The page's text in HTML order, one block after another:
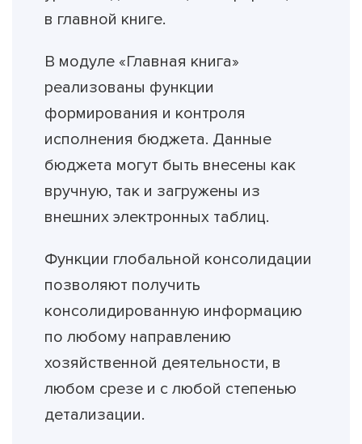
в главной книге.
В модуле «Главная книга»
реализованы функции
формирования и контроля
исполнения бюджета. Данные
бюджета могут быть внесены как
вручную, так и загружены из
внешних электронных таблиц.
Функции глобальной консолидации
позволяют получить
консолидированную информацию
по любому направлению
хозяйственной деятельности, в
любом срезе и с любой степенью
детализации.